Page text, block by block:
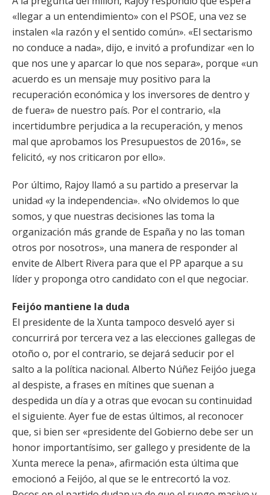
«llegar a un entendimiento» con el PSOE, una vez se
instalen «la razón y el sentido común». «El sectarismo
no conduce a nada», dijo, e invitó a profundizar «en lo
que nos une y aparcar lo que nos separa», porque «un
acuerdo es un mensaje muy positivo para la
recuperación económica y los inversores de dentro y
de fuera» de nuestro país. Por el contrario, «la
incertidumbre perjudica a la recuperación, y menos
mal que aprobamos los Presupuestos de 2016», se
felicitó, «y nos criticaron por ello».
Por último, Rajoy llamó a su partido a preservar la
unidad «y la independencia». «No olvidemos lo que
somos, y que nuestras decisiones las toma la
organización más grande de España y no las toman
otros por nosotros», una manera de responder al
envite de Albert Rivera para que el PP aparque a su
líder y proponga otro candidato con el que negociar.
Feijóo mantiene la duda
El presidente de la Xunta tampoco desveló ayer si
concurrirá por tercera vez a las elecciones gallegas de
otoño o, por el contrario, se dejará seducir por el
salto a la política nacional. Alberto Núñez Feijóo juega
al despiste, a frases en mítines que suenan a
despedida un día y a otras que evocan su continuidad
el siguiente. Ayer fue de estas últimos, al reconocer
que, si bien ser «presidente del Gobierno debe ser un
honor importantísimo, ser gallego y presidente de la
Xunta merece la pena», afirmación esta última que
emocionó a Feijóo, al que se le entrecortó la voz.